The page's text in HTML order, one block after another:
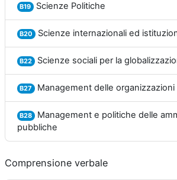
B19 Scienze Politiche
B20 Scienze internazionali ed
B22 Scienze sociali per la
B27 Management delle organizzazioni
B28 Management e politiche delle
pubbliche
Comprensione verbale